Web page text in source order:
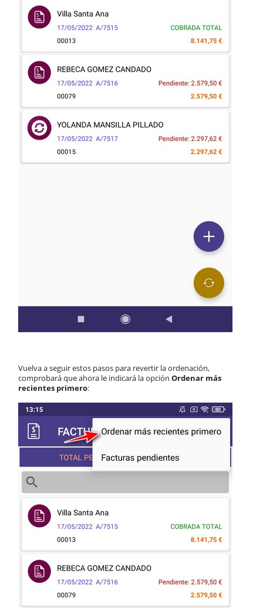
Vuelva a seguir estos pasos para revertir la ordenación,
comprobará que ahora le indicará la opción Ordenar más
recientes primero: